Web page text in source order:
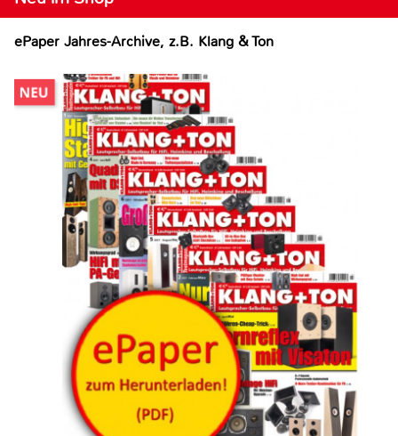
ePaper Jahres-Archive, z.B. Klang & Ton